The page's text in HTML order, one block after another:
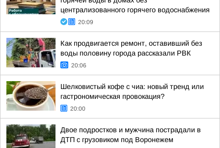
централизованного горячего водоснабжения
20:09
Как продвигается ремонт, оставивший без
воды половину города рассказали РВК
20:06
Шелковистый кофе с чиа: новый тренд или
гастрономическая провокация?
20:00
Двое подростков и мужчина пострадали в
ДТП с грузовиком под Воронежем